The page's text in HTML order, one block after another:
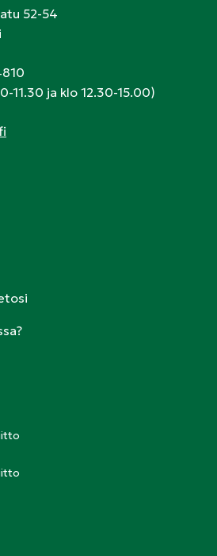
52-54
11.30 ja klo 12.30-15.00)